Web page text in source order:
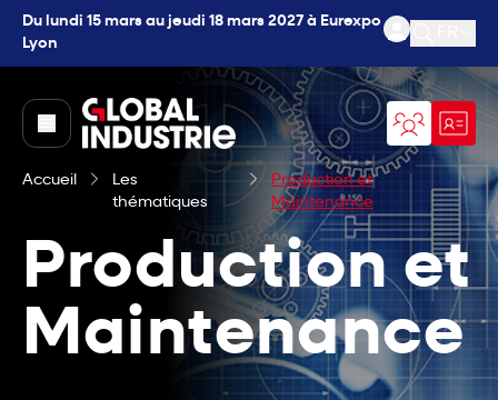
Du lundi 15 mars au jeudi 18 mars 2027 à Eurexpo
Lyon
Ouvrir
page.home
Accueil
Les
thématiques
Production et
Maintenance
Production et
Maintenance